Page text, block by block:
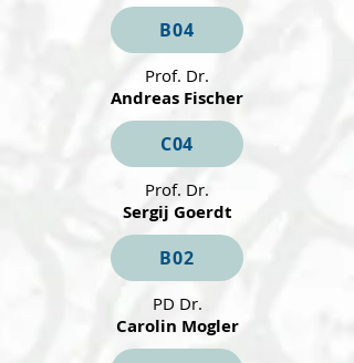
B04
Prof. Dr.
Andreas Fischer
C04
Prof. Dr.
Sergij Goerdt
B02
PD Dr.
Carolin Mogler